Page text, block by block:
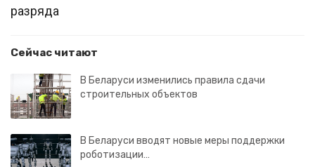
разряда
Сейчас читают
В Беларуси изменились правила сдачи
строительных объектов
В Беларуси вводят новые меры поддержки
роботизации…